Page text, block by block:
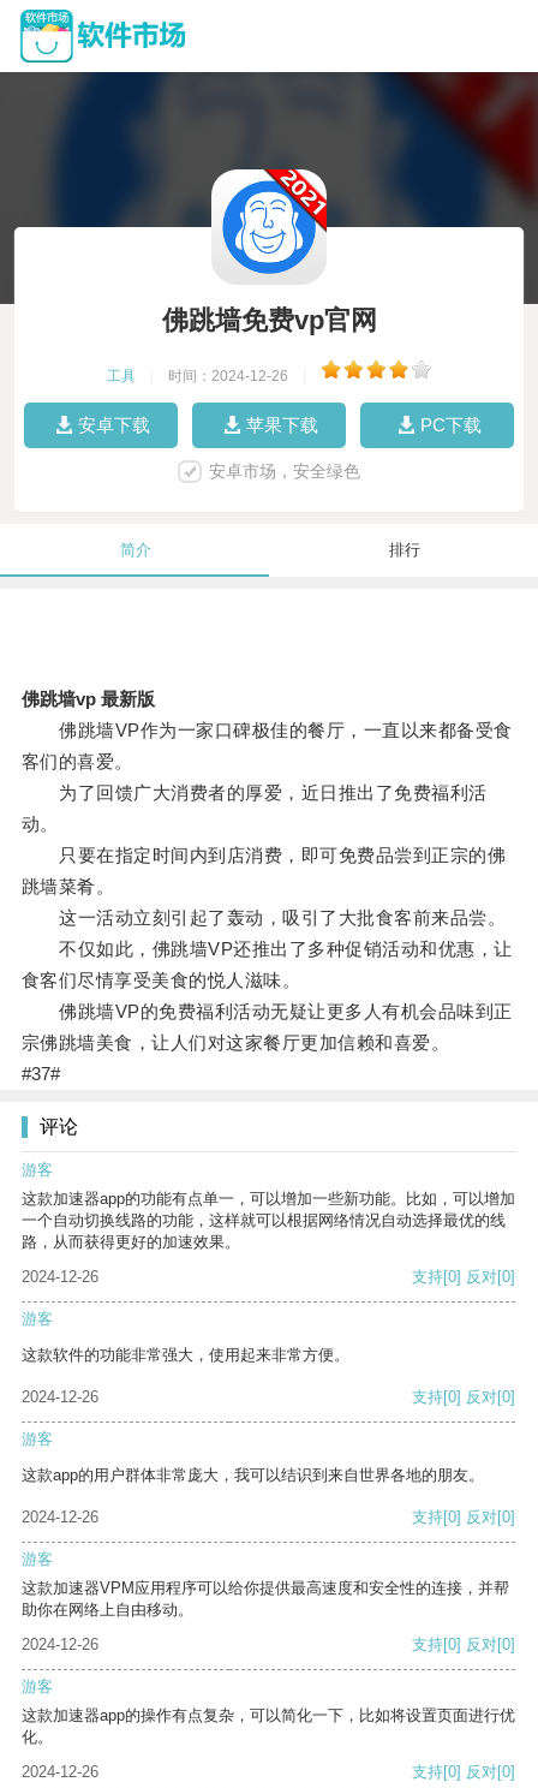
佛跳墙免费vp官网
工具 时间：2024-12-26
安卓下载 苹果下载 PC下载
安卓市场，安全绿色
简介 排行
佛跳墙vp 最新版
佛跳墙VP作为一家口碑极佳的餐厅，一直以来都备受食
客们的喜爱。
为了回馈广大消费者的厚爱，近日推出了免费福利活
动。
只要在指定时间内到店消费，即可免费品尝到正宗的佛
跳墙菜肴。
这一活动立刻引起了轰动，吸引了大批食客前来品尝。
不仅如此，佛跳墙VP还推出了多种促销活动和优惠，让
食客们尽情享受美食的悦人滋味。
佛跳墙VP的免费福利活动无疑让更多人有机会品味到正
宗佛跳墙美食，让人们对这家餐厅更加信赖和喜爱。
#37#
评论
游客
这款加速器app的功能有点单一，可以增加一些新功能。比如，可以增加
一个自动切换线路的功能，这样就可以根据网络情况自动选择最优的线
路，从而获得更好的加速效果。
2024-12-26
支持[0] 反对[0]
游客
这款软件的功能非常强大，使用起来非常方便。
2024-12-26 支持[0] 反对[0]
游客
这款app的用户群体非常庞大，我可以结识到来自世界各地的朋友。
2024-12-26 支持[0] 反对[0]
游客
这款加速器VPM应用程序可以给你提供最高速度和安全性的连接，并帮
助你在网络上自由移动。
2024-12-26
支持[0] 反对[0]
游客
这款加速器app的操作有点复杂，可以简化一下，比如将设置页面进行优
化。
2024-12-26
支持[0] 反对[0]